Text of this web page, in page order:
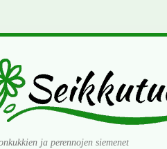
ja perennojen siemenet